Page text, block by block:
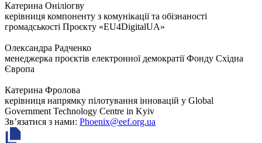
Катерина Оніліогву
керівниця компоненту з комунікації та обізнаності
громадськості Проєкту «EU4DigitalUA»
Олександра Радченко
менеджерка проєктів електронної демократії Фонду Східна
Європа
Катерина Фролова
керівниця напрямку пілотування інновацій у Global
Government Technology Centre in Kyiv
Зв’язатися з нами: Phoenix@eef.org.ua